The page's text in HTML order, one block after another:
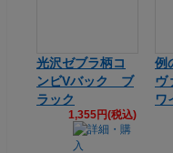
光沢ゼブラ柄コ
ンビVバック ブ
ラック
1,355円(税込)
例
ヴ
ワ